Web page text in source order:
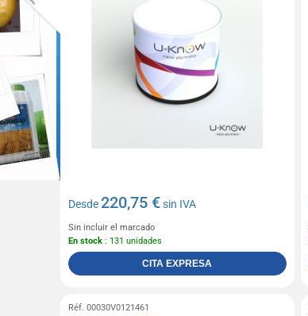
Desde220,75 €sin IVA
Sin incluir el marcado
En stock : 131 unidades
CITA EXPRESA
Réf. 00030V0121461